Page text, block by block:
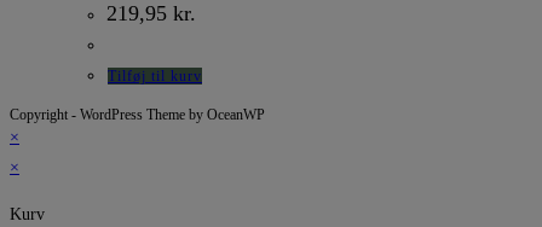
219,95 kr.
Tilføj til kurv
Copyright - WordPress Theme by OceanWP
×
×
Kurv